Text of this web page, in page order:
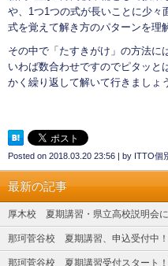
や、1つ1つの式が長いことに少
式を覚えて解き方のパターンを理
その中で「たすきがけ」の方法に
いわば数合わせですのでピタッと
かく繰り返して解いて行きましょ
Posted on 2018.03.20 23:56 | by ITTO個
最新の記事
厚木校 夏期講習・県立高校説明会
那珂菅谷校 夏期講習、申込受付中！
那珂菅谷校 夏期講習受付スタート！